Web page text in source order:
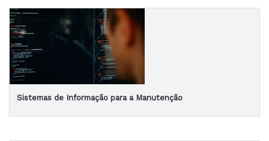
Sistemas de Informação para a Manutenção